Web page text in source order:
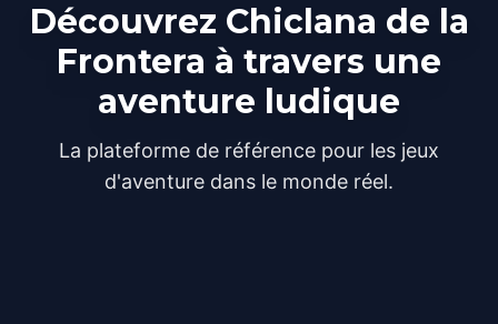
Découvrez Chiclana de la
Frontera à travers une
aventure ludique
La plateforme de référence pour les jeux
d'aventure dans le monde réel.